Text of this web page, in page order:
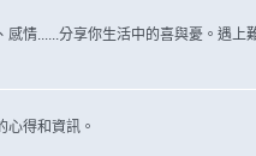
感情......分享你生活中的喜與憂。遇上
心得和資訊。